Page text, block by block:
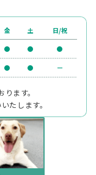
金 土 日/祝
● ● ●
● ● ー
ります。
たします。